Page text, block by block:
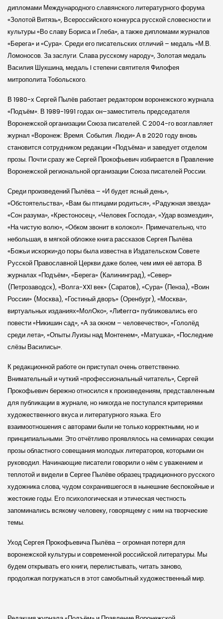
дипломами Международного славянского литературного форума
«Золотой Витязь», Всероссийского конкурса русской словесности и
культуры «Во славу Бориса и Глеба», а также дипломами журналов
«Берега» и «Сура». Среди его писательских отличий – медаль «М.В.
Ломоносов. За заслуги. Слава русскому народу», Золотая медаль
Василия Шукшина, медаль I степени святителя Филофея
митрополита Тобольского.
В 1980-х Сергей Пылёв работает редактором воронежского журнала
«Подъём». В 1989-1991 годах он–заместитель председателя
Воронежской организации Союза писателей. С 2004-го возглавляет
журнал «Воронеж: Время. События. Люди».А в 2020 году вновь
становится сотрудником редакции «Подъёма» и заведует отделом
прозы. Почти сразу же Сергей Прокофьевич избирается в Правление
Воронежской региональной организации Союза писателей России.
Среди произведений Пылёва – «И будет ясный день»,
«Обстоятельства», «Вам бы птицами родиться», «Радужная звезда»
«Сон разума», «Крестоносец», «Человек Господа», «Удар возмездия»,
«На чистую волю», «Обком звонит в колокол». Примечательно, что
небольшая, в мягкой обложке книга рассказов Сергея Пылёва
«Божьи искорки»до поры была известна в Издательском Совете
Русской Православной Церкви даже более, чем имя её автора. В
журналах «Подъём», «Берега» (Калининград), «Север»
(Петрозаводск), «Волга-XXI век» (Саратов), «Сура» (Пенза), «Воин
России» (Москва), «Гостиный дворъ» (Оренбург), «Москва»,
виртуальных изданиях«МолОко», «Лиterra» публиковались его
повести «Никишин сад», «А за окном – человечество», «Гололёд
среди лета», «Опыты Луизы над Монтенем», «Матушка», «Последние
слёзы Василисы».
К редакционной работе он приступал очень ответственно.
Внимательный и чуткий «профессиональный читатель», Сергей
Прокофьевич бережно относился к произведениям, представленным
для публикации в журнале, но никогда не поступался критериями
художественного вкуса и литературного языка. Его
взаимоотношения с авторами были не только корректными, но и
принципиальными. Это отчётливо проявлялось на семинарах секции
прозы областного совещания молодых литераторов, которыми он
руководил. Начинающие писатели говорили о нём с уважением и
теплотой и видели в Сергее Пылёве образец традиционного русского
художника слова, чудом сохранившегося в нынешние беспокойные и
жестокие годы. Его психологическая и этическая честность
запоминались всякому человеку, говорящему с ним на творческие
темы.
Уход Сергея Прокофьевича Пылёва – огромная потеря для
воронежской культуры и современной российской литературы. Мы
будем открывать его книги, перелистывать, читать заново,
продолжая погружаться в этот самобытный художественный мир.